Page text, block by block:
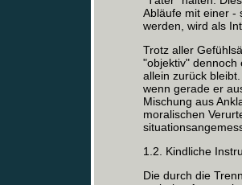
Abläufe mit einer -
werden, wird als
Trotz aller
"objektiv" dennoch
allein zurück
wenn gerade er
Mischung aus
moralischen
1.2. Kindliche
Die durch die